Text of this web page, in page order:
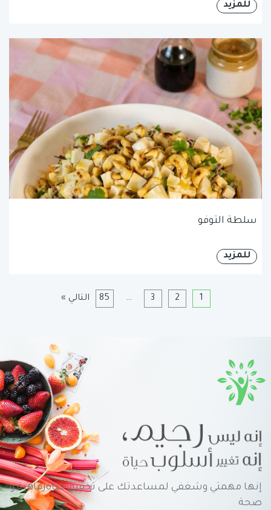
للمزيد
سلطة التوفو
للمزيد
1
2
3
…
85 التالي »
إنها مهمتي وشغفي لمساعدتك على تحقيق حياةرفاهية و
صحة